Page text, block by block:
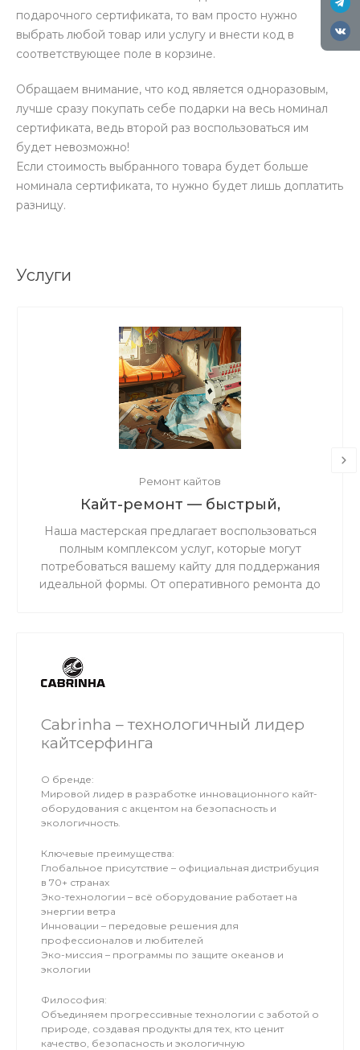
подарочного сертификата, то вам просто нужно
выбрать любой товар или услугу и внести код в
соответствующее поле в корзине.
Обращаем внимание, что код является одноразовым,
лучше сразу покупать себе подарки на весь номинал
сертификата, ведь второй раз воспользоваться им
будет невозможно!
Если стоимость выбранного товара будет больше
номинала сертификата, то нужно будет лишь доплатить
разницу.
Услуги
Ремонт кайтов
Кайт-ремонт — быстрый,
надёжный, с душой.
Наша мастерская предлагает воспользоваться
полным комплексом услуг, которые могут
потребоваться вашему кайту для поддержания
идеальной формы. От оперативного ремонта до
Cabrinha – технологичный лидер
кайтсерфинга
О бренде:
Мировой лидер в разработке инновационного кайт-
оборудования с акцентом на безопасность и
экологичность.
Ключевые преимущества:
Глобальное присутствие – официальная дистрибуция
в 70+ странах
Эко-технологии – всё оборудование работает на
энергии ветра
Инновации – передовые решения для
профессионалов и любителей
Эко-миссия – программы по защите океанов и
экологии
Философия:
Объединяем прогрессивные технологии с заботой о
природе, создавая продукты для тех, кто ценит
качество, безопасность и экологичную